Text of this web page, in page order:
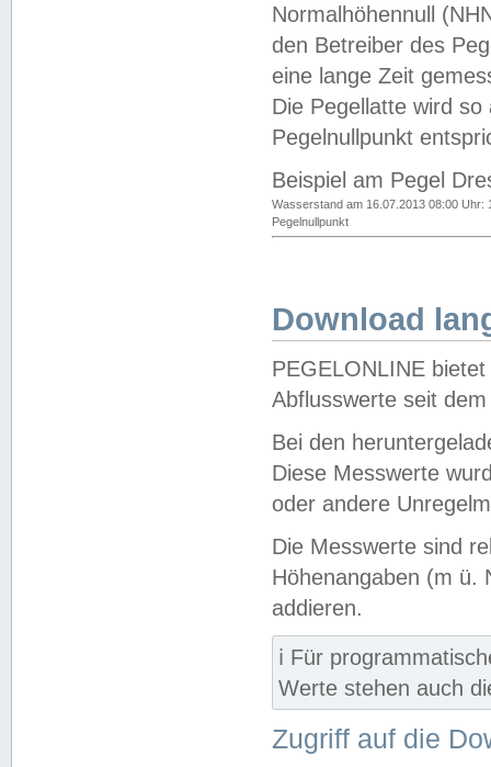
Normalhöhennull
den Betreiber des
eine lange Zeit
Die Pegellatte wird
Pegelnullpunkt
Beispiel am Pegel
Wasserstand am 16.07.2013 08:00 Uhr:
Pegelnullpunkt
Download
PEGELONLINE
Abflusswerte seit
Bei den
Diese Messwerte
oder andere
Die Messwerte sind
Höhenangaben (m ü.
addieren.
ℹ️ Für
Werte stehen auch
Zugriff auf die